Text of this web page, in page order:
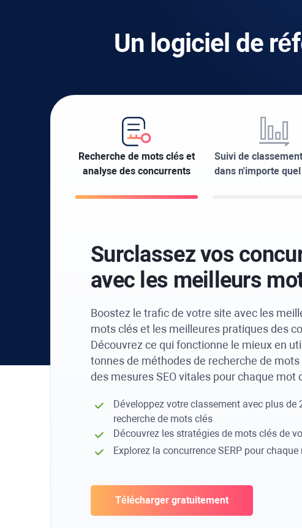
Un logiciel de
Recherche de mots clés et
analyse des concurrents
Suivi de
dans n'importe
Surclassez vos
avec les meilleurs
Boostez le trafic de votre site avec les
mots clés et les meilleures pratiques des
Découvrez ce qui fonctionne le mieux en
tonnes de méthodes de recherche de mots
des mesures SEO vitales pour chaque mot
Développez votre classement avec plus de
recherche de mots clés
Découvrez les stratégies de mots clés de
Explorez la concurrence SERP pour
Télécharger gratuitement